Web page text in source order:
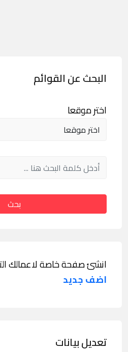
البحث عن القوائم
اختر موقعا
بحث
انشئ صفحة خاصة لاعمالك
اضف جديد
تعديل بيانات